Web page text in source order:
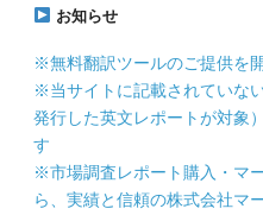
お知らせ
※無料翻訳ツールのご提供を
※当サイトに記載されていな
発行した英文レポートが対象
す
※市場調査レポート購入・マ
ら、実績と信頼の株式会社マ